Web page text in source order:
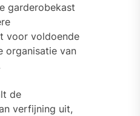
garderobekast
voor voldoende
organisatie van
de
verfijning uit,